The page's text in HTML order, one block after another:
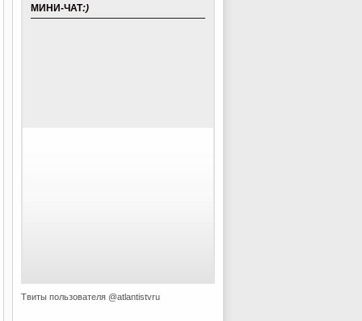
МИНИ-ЧАТ:)
Твиты пользователя @atlantistvru